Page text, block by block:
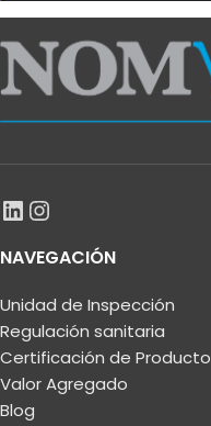
NAVEGACIÓN
Unidad de Inspección
Regulación sanitaria
Certificación de Producto
Valor Agregado
Blog